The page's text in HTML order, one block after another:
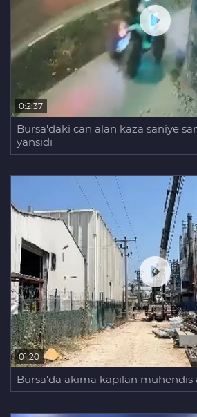
0:2:37
Bursa'daki can alan kaza saniye
yansıdı
01:20
Bursa'da akıma kapılan mühendis